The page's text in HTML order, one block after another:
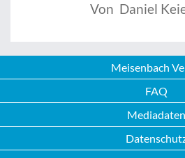
Von Daniel
Meisenbach
FAQ
Mediadaten